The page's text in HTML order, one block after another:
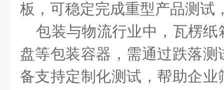
板，可稳定完成重型产品测试
包装与物流行业中，瓦楞纸
盘等包装容器，需通过跌落
备支持定制化测试，帮助企